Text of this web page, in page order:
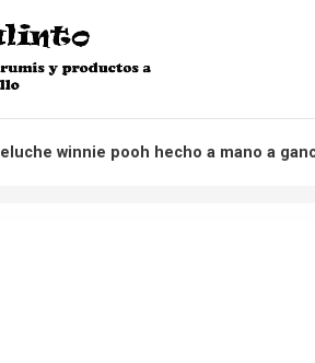
Peluche winnie pooh hecho a mano a